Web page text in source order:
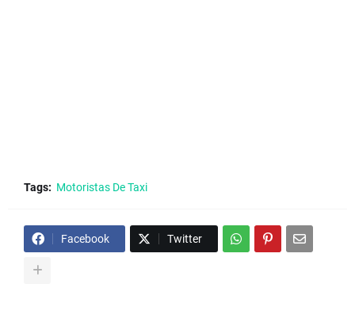
Tags: Motoristas De Taxi
Facebook Twitter